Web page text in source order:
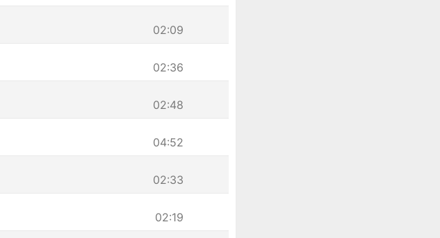
02:09
02:36
02:48
04:52
02:33
02:19